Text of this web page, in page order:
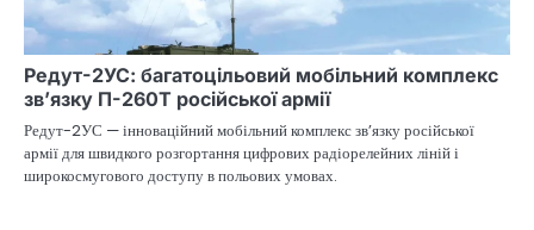
Редут-2УС: багатоцільовий мобільний комплекс
зв’язку П-260Т російської армії
Редут-2УС — інноваційний мобільний комплекс зв’язку російської
армії для швидкого розгортання цифрових радіорелейних ліній і
широкосмугового доступу в польових умовах.